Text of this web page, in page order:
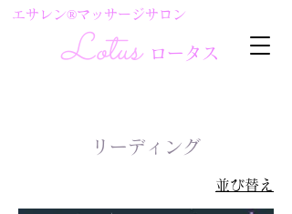
エサレン®マッサージサロン
Lotus ロータス
リーディング
並び替え